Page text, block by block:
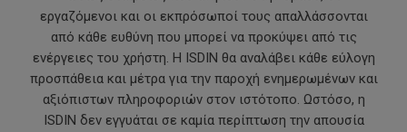
εργαζόμενοι και οι εκπρόσωποί τους απαλλάσσονται
από κάθε ευθύνη που μπορεί να προκύψει από τις
ενέργειες του χρήστη. Η ISDIN θα αναλάβει κάθε εύλογη
προσπάθεια και μέτρα για την παροχή ενημερωμένων και
αξιόπιστων πληροφοριών στον ιστότοπο. Ωστόσο, η
ISDIN δεν εγγυάται σε καμία περίπτωση την απουσία